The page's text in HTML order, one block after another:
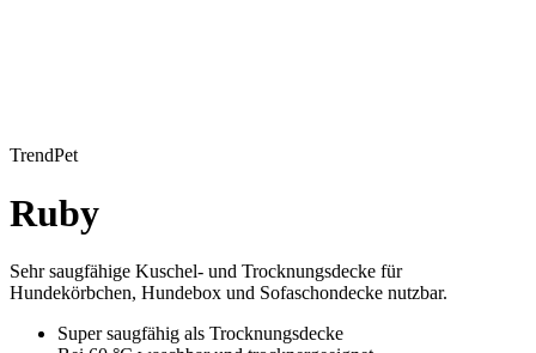
TrendPet
Ruby
Sehr saugfähige Kuschel- und Trocknungsdecke für
Hundekörbchen, Hundebox und Sofaschondecke nutzbar.
Super saugfähig als Trocknungsdecke